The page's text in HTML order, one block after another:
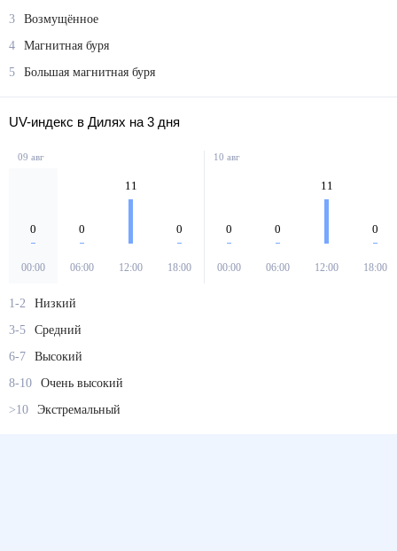
3
Возмущённое
4
Магнитная буря
5
Большая магнитная буря
UV-индекс в Дилях на 3 дня
09 авг
0
00:00
0
06:00
11
12:00
0
18:00
10 авг
0
00:00
0
06:00
11
12:00
0
18:00
1-2
Низкий
3-5
Средний
6-7
Высокий
8-10
Очень высокий
>10
Экстремальный